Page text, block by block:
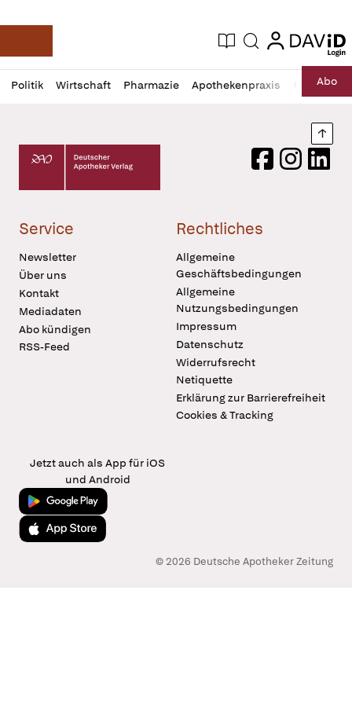
Deutsche Apotheker Zeitung
Aktuelle Ausgabe
Suche login
login
Politik Wirtschaft Pharmazie Apothekenpraxis RechtAbo
Profil
öffnen
Daz
Pur
Deutscher Apotheker Verlag Logo
FacebookInstagram
Service
Newsletter
Über uns
Kontakt
Mediadaten
Abo kündigen
RSS-Feed
Rechtliches
Allgemeine
Geschäftsbedingungen
Allgemeine
Nutzungsbedingungen
Impressum
Datenschutz
Widerrufsrecht
Netiquette
Erklärung zur Barrierefreiheit
Cookies & Tracking
Jetzt auch als App für iOS
und Android
Jetzt bei Google Play
Laden im App Store
© 2026 Deutsche Apotheker Zeitung